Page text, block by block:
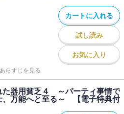
カートに入れる
試し読み
お気に入り
あらすじを見る
た器用貧乏４ ～パーティ事情で
、万能へと至る～ 【電子特典付